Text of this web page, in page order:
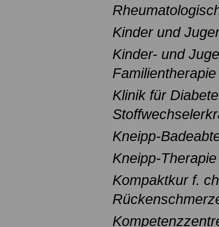
Kinder und
Kinder- und
Familientherapie
Klinik für
Kneipp-
Kneipp-Therapie
Kompaktkur f.